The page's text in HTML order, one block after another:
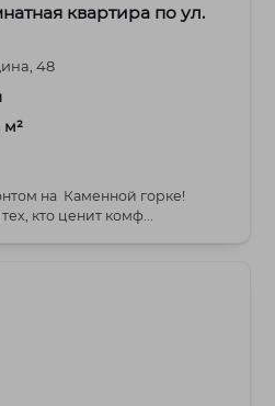
квартира по ул.
48
м²
на Каменной горке!
кто ценит комф...